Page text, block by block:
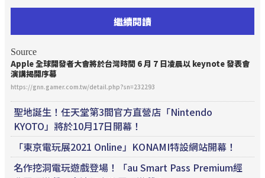
繼續閱讀
Source
Apple 全球開發者大會將於台灣時間 6 月 7 日凌晨以 keynote 發表會
演講揭開序幕
https://gnn.gamer.com.tw/detail.php?sn=232293
聖地誕生！任天堂第3間官方直營店「Nintendo
KYOTO」將於10月17日開幕！
「東京電玩展2021 Online」KONAMI特設網站開幕！
名作挖洞電玩遊戲登場！「au Smart Pass Premium經